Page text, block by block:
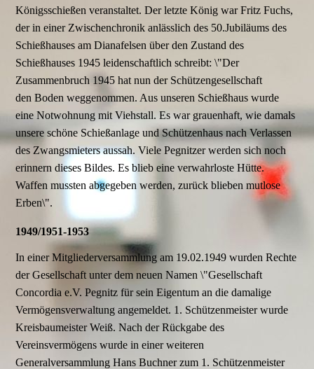
Königsschießen veranstaltet. Der letzte König war Fritz Fuchs,
der in einer Zwischenchronik anlässlich des 50.Jubiläums des
Schießhauses am Dianafelsen über den Zustand des
Schießhauses 1945 leidenschaftlich schreibt: \"Der
Zusammenbruch 1945 hat nun der Schützengesellschaft
den Boden weggenommen. Aus unseren Schießhaus wurde
eine Notwohnung mit Viehstall. Es war grauenhaft, wie damals
unsere schöne Schießanlage und Schützenhaus nach Verlassen
des Zwangsmieters aussah. Viele Pegnitzer werden sich noch
erinnern dieses Bildes. Es blieb eine verwahrloste Hütte.
Waffen mussten abgegeben werden, zurück blieben mutlose
Erben\".
1949/1951-1953
In einer Mitgliederversammlung am 19.02.1949 wurden Rechte
der Gesellschaft unter dem neuen Namen \"Gesellschaft
Concordia e.V. Pegnitz für sein Eigentum an die damalige
Vermögensverwaltung angemeldet. 1. Schützenmeister wurde
Kreisbaumeister Weiß. Nach der Rückgabe des
Vereinsvermögens wurde in einer weiteren
Generalversammlung Hans Buchner zum 1. Schützenmeister